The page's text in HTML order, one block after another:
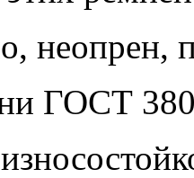
неопрен,
ГОСТ